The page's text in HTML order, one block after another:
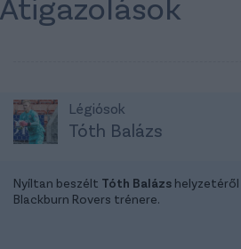
Légiósok
Tóth Balázs
Nyíltan beszélt Tóth Balázs helyzetéről
Blackburn Rovers trénere.